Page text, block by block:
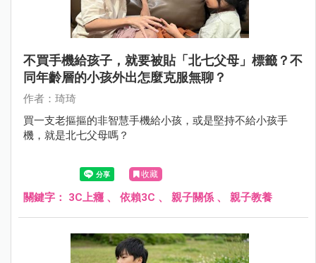
不買手機給孩子，就要被貼「北七父母」標籤？不
同年齡層的小孩外出怎麼克服無聊？
作者：琦琦
買一支老摳摳的非智慧手機給小孩，或是堅持不給小孩手
機，就是北七父母嗎？
收藏
關鍵字： 3C上癮 、 依賴3C 、 親子關係 、 親子教養